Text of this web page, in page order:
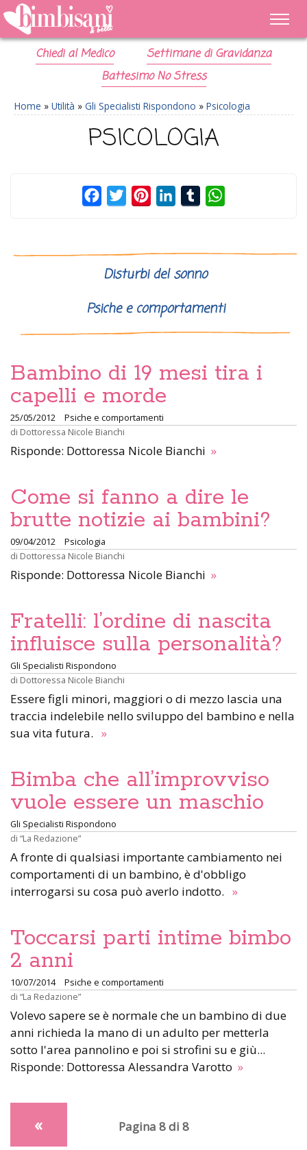
Chiedi al Medico
Settimane di Gravidanza
Battesimo No Stress
Home » Utilità » Gli Specialisti Rispondono » Psicologia
PSICOLOGIA
FacebookTwitterPinterestLinkedInTumblr
Disturbi del sonno
Psiche e comportamenti
Bambino di 19 mesi tira i
capelli e morde
25/05/2012
Psiche e comportamenti
di Dottoressa Nicole Bianchi
Risponde: Dottoressa Nicole Bianchi »
Come si fanno a dire le
brutte notizie ai bambini?
09/04/2012
Psicologia
di Dottoressa Nicole Bianchi
Risponde: Dottoressa Nicole Bianchi »
Fratelli: l’ordine di nascita
influisce sulla personalità?
Gli Specialisti Rispondono
di Dottoressa Nicole Bianchi
Essere figli minori, maggiori o di mezzo lascia una
traccia indelebile nello sviluppo del bambino e nella
sua vita futura. »
Bimba che all’improvviso
vuole essere un maschio
Gli Specialisti Rispondono
di “La Redazione”
A fronte di qualsiasi importante cambiamento nei
comportamenti di un bambino, è d'obbligo
interrogarsi su cosa può averlo indotto. »
Toccarsi parti intime bimbo
2 anni
10/07/2014
Psiche e comportamenti
di “La Redazione”
Volevo sapere se è normale che un bambino di due
anni richieda la mano di un adulto per metterla
sotto l'area pannolino e poi si strofini su e giù...
Risponde: Dottoressa Alessandra Varotto »
Pagina 8 di 8
«